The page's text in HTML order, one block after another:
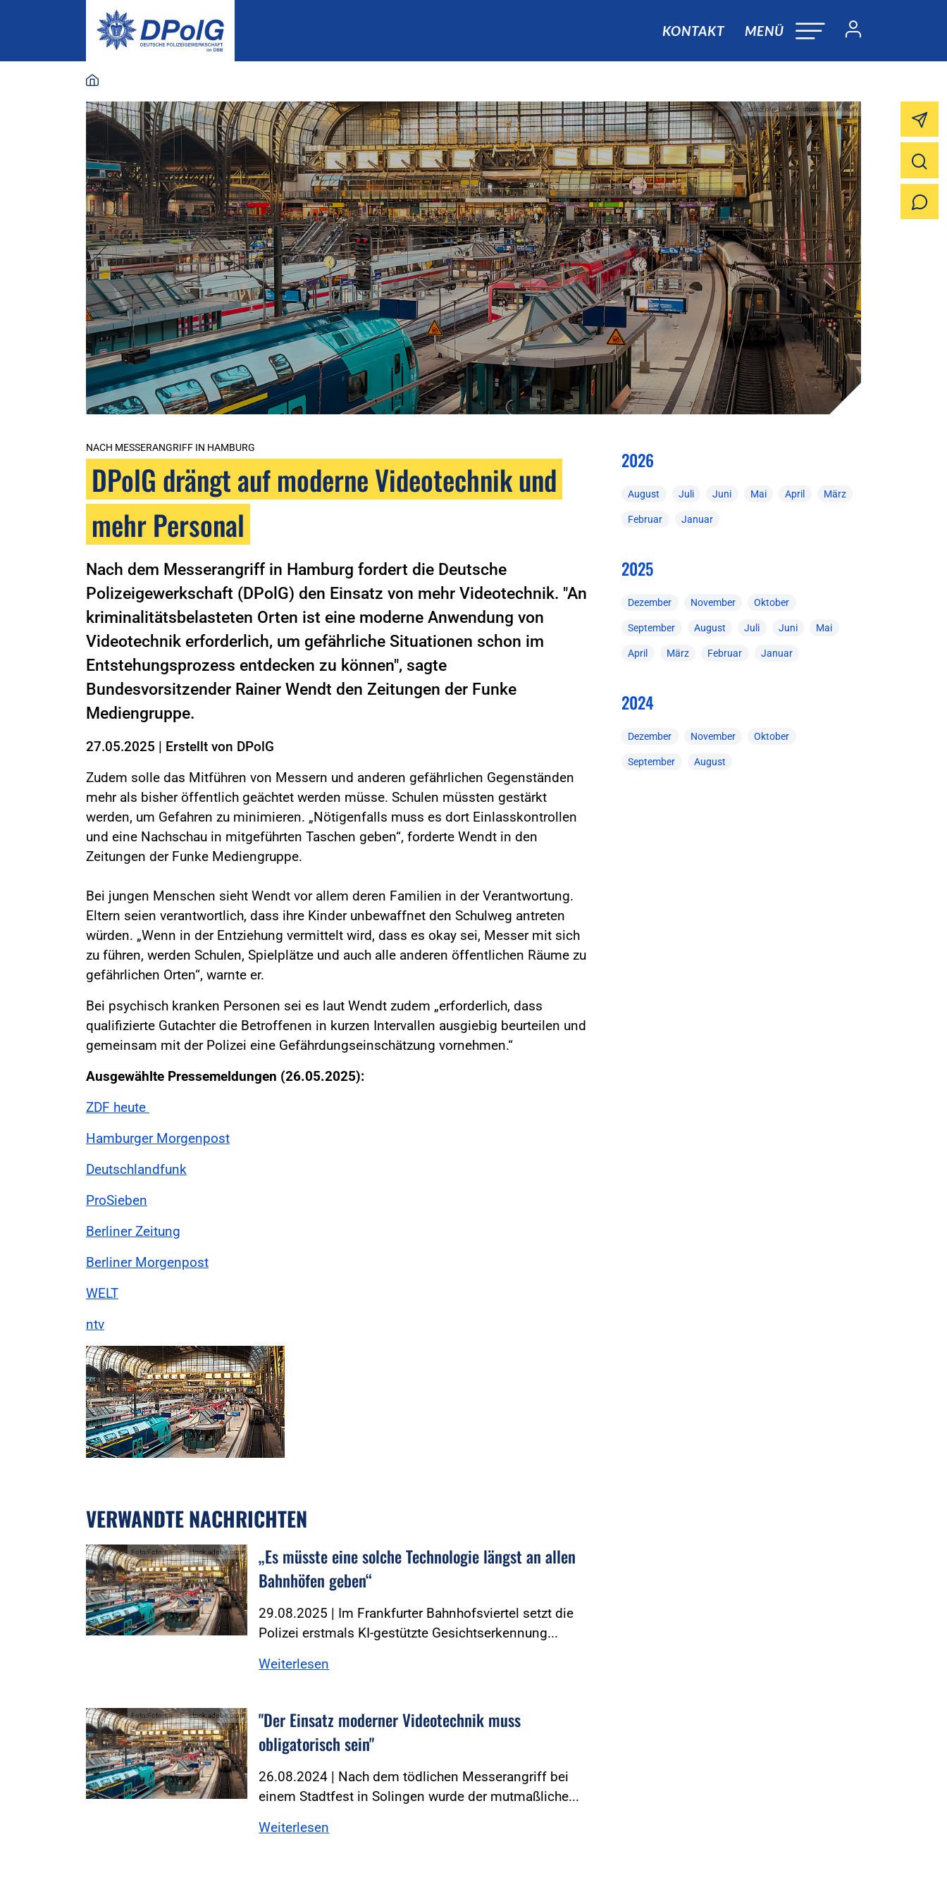
KONTAKT MENÜ
Foto:Foto: LanaS - stock.adobe.com
NACH MESSERANGRIFF IN HAMBURG
DPolG drängt auf moderne Videotechnik und
mehr Personal
Nach dem Messerangriff in Hamburg fordert die Deutsche
Polizeigewerkschaft (DPolG) den Einsatz von mehr Videotechnik. "An
kriminalitätsbelasteten Orten ist eine moderne Anwendung von
Videotechnik erforderlich, um gefährliche Situationen schon im
Entstehungsprozess entdecken zu können", sagte
Bundesvorsitzender Rainer Wendt den Zeitungen der Funke
Mediengruppe.
27.05.2025 | Erstellt von DPolG
Zudem solle das Mitführen von Messern und anderen gefährlichen Gegenständen
mehr als bisher öffentlich geächtet werden müsse. Schulen müssten gestärkt
werden, um Gefahren zu minimieren. „Nötigenfalls muss es dort Einlasskontrollen
und eine Nachschau in mitgeführten Taschen geben“, forderte Wendt in den
Zeitungen der Funke Mediengruppe.
Bei jungen Menschen sieht Wendt vor allem deren Familien in der Verantwortung.
Eltern seien verantwortlich, dass ihre Kinder unbewaffnet den Schulweg antreten
würden. „Wenn in der Entziehung vermittelt wird, dass es okay sei, Messer mit sich
zu führen, werden Schulen, Spielplätze und auch alle anderen öffentlichen Räume zu
gefährlichen Orten“, warnte er.
Bei psychisch kranken Personen sei es laut Wendt zudem „erforderlich, dass
qualifizierte Gutachter die Betroffenen in kurzen Intervallen ausgiebig beurteilen und
gemeinsam mit der Polizei eine Gefährdungseinschätzung vornehmen.“
Ausgewählte Pressemeldungen (26.05.2025):
ZDF heute
Hamburger Morgenpost
Deutschlandfunk
ProSieben
Berliner Zeitung
Berliner Morgenpost
WELT
ntv
VERWANDTE NACHRICHTEN
Foto:Foto: LanaS - stock.adobe.com
„Es müsste eine solche Technologie längst an allen
Bahnhöfen geben“
29.08.2025 | Im Frankfurter Bahnhofsviertel setzt die
Polizei erstmals KI-gestützte Gesichtserkennung...
Weiterlesen
Foto:Foto: LanaS - stock.adobe.com
"Der Einsatz moderner Videotechnik muss
obligatorisch sein"
26.08.2024 | Nach dem tödlichen Messerangriff bei
einem Stadtfest in Solingen wurde der mutmaßliche...
Weiterlesen
2026
August Juli Juni Mai April März
Februar Januar
2025
Dezember November Oktober
September August Juli Juni Mai
April März Februar Januar
2024
Dezember November Oktober
September August